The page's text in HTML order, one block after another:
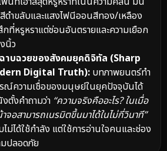
ดำขลับและแสงไฟนีออนสีทอง/เหลือง
ที่หรูหราแต่ซ่อนอันตรายและความเยือก
นิ้ว
าบฉวยของสังคมยุคดิจิทัล (Sharp
Digital Truth): บทภาพยนตร์ทำ
ณ์ความเชื่อของมนุษย์ในยุคปัจจุบันได้
ตั้งคำถามว่า “ความจริงคืออะไร? ในเมื่อ
จอสามารถเนรมิตขึ้นมาได้ในไม่กี่วินาที”
ม่ได้ใช้กำลัง แต่ใช้การอ่านใจคนและช่อง
มปลอดภัย